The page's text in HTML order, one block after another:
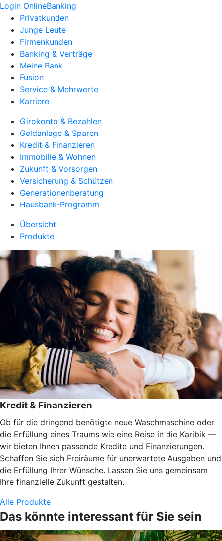
Login OnlineBanking
Privatkunden
Junge Leute
Firmenkunden
Banking & Verträge
Meine Bank
Fusion
Service & Mehrwerte
Karriere
Girokonto & Bezahlen
Geldanlage & Sparen
Kredit & Finanzieren
Immobilie & Wohnen
Zukunft & Vorsorgen
Versicherung & Schützen
Generationenberatung
Hausbank-Programm
Übersicht
Produkte
Kredit & Finanzieren
Ob für die dringend benötigte neue Waschmaschine oder
die Erfüllung eines Traums wie eine Reise in die Karibik —
wir bieten Ihnen passende Kredite und Finanzierungen.
Schaffen Sie sich Freiräume für unerwartete Ausgaben und
die Erfüllung Ihrer Wünsche. Lassen Sie uns gemeinsam
Ihre finanzielle Zukunft gestalten.
Alle Produkte
Das könnte interessant für Sie sein